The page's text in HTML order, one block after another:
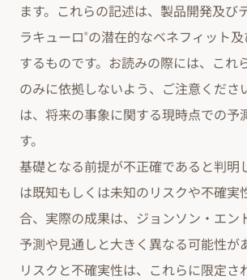
ます。これらの記述は、製品開発及び
ラキューロ®の潜在的なベネフィット
するものです。お読みの際には、これ
のみに依拠しないよう、ご注意くださ
は、将来の事象に関する現時点での予
す。
基礎となる前提が不正確であると判明
は既知もしくは未知のリスクや不確実
合、実際の成果は、ジョンソン・エン
予測や見通しと大きく異なる可能性が
リスクと不確実性は、これらに限定さ